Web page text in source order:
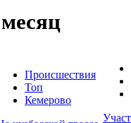
Происшествия
Топ
Кемерово